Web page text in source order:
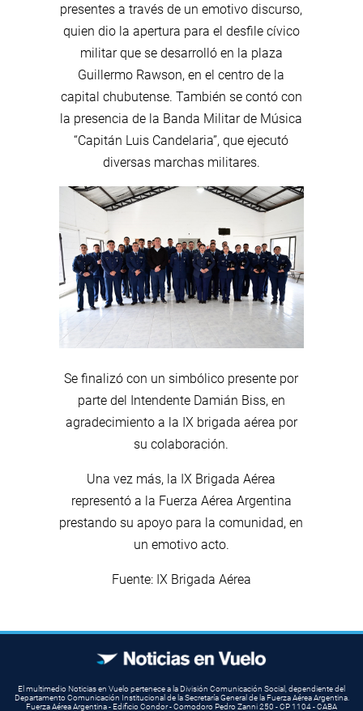
presentes a través de un emotivo discurso,
quien dio la apertura para el desfile cívico
militar que se desarrolló en la plaza
Guillermo Rawson, en el centro de la
capital chubutense. También se contó con
la presencia de la Banda Militar de Música
“Capitán Luis Candelaria”, que ejecutó
diversas marchas militares.
Se finalizó con un simbólico presente por
parte del Intendente Damián Biss, en
agradecimiento a la IX brigada aérea por
su colaboración.
Una vez más, la IX Brigada Aérea
representó a la Fuerza Aérea Argentina
prestando su apoyo para la comunidad, en
un emotivo acto.
Fuente: IX Brigada Aérea
El multimedio Noticias en Vuelo pertenece a la División Comunicación Social, dependiente del
Departamento Comunicación Institucional de la Secretaría General de la Fuerza Aérea Argentina.
Fuerza Aérea Argentina - Edificio Condor - Comodoro Pedro Zanni 250 - CP 1104 - CABA